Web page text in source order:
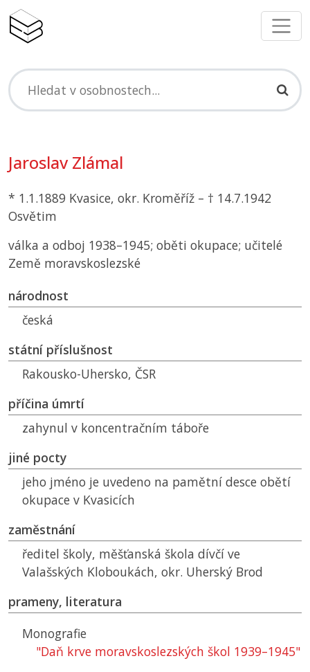
Jaroslav Zlámal
* 1.1.1889 Kvasice, okr. Kroměříž – † 14.7.1942
Osvětim
válka a odboj 1938–1945; oběti okupace; učitelé
Země moravskoslezské
národnost
česká
státní příslušnost
Rakousko-Uhersko, ČSR
příčina úmrtí
zahynul v koncentračním táboře
jiné pocty
jeho jméno je uvedeno na pamětní desce obětí
okupace v Kvasicích
zaměstnání
ředitel školy, měšťanská škola dívčí ve
Valašských Kloboukách, okr. Uherský Brod
prameny, literatura
Monografie
"Daň krve moravskoslezských škol 1939–1945"